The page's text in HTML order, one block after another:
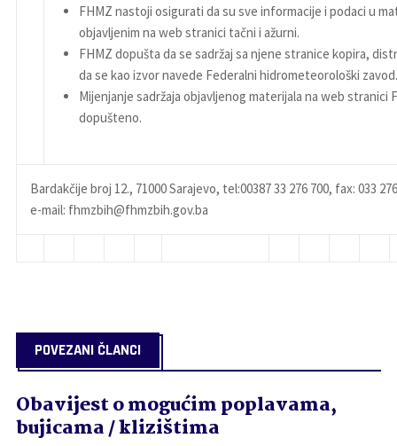
FHMZ nastoji osigurati da su sve informacije i podaci u
objavljenim na web stranici tačni i ažurni.
FHMZ dopušta da se sadržaj sa njene stranice kopira,
da se kao izvor navede Federalni hidrometeorološki zavod.
Mijenjanje sadržaja objavljenog materijala na web stranici
dopušteno.
Bardakčije broj 12., 71000 Sarajevo, tel:00387 33 276 700, fax: 033
e-mail: fhmzbih@fhmzbih.gov.ba
POVEZANI ČLANCI
Obavijest o mogućim poplavama,
bujicama / klizištima